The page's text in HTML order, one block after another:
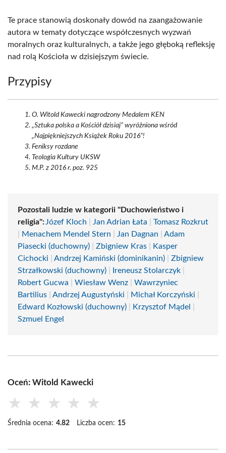
Te prace stanowią doskonały dowód na zaangażowanie
autora w tematy dotyczące współczesnych wyzwań
moralnych oraz kulturalnych, a także jego głęboką refleksję
nad rolą Kościoła w dzisiejszym świecie.
Przypisy
O. Witold Kawecki nagrodzony Medalem KEN
„Sztuka polska a Kościół dzisiaj” wyróżniona wśród
„Najpiękniejszych Książek Roku 2016”!
Feniksy rozdane
Teologia Kultury UKSW
M.P. z 2016 r. poz. 925
Pozostali ludzie w kategorii "Duchowieństwo i
religia": Józef Kloch Jan Adrian Łata
Tomasz Rozkrut
Menachem Mendel Stern Jan Dagnan
Adam
Piasecki (duchowny)
Zbigniew Kras
Kasper
Cichocki
Andrzej Kamiński (dominikanin)
Zbigniew
Strzałkowski (duchowny)
Ireneusz Stolarczyk
Robert Gucwa
Wiesław Wenz
Wawrzyniec
Bartilius
Andrzej Augustyński Michał Korczyński
Edward Kozłowski (duchowny)
Krzysztof Mądel
Szmuel Engel
Oceń: Witold Kawecki
★ ★ ★ ★ ★
Średnia ocena: 4.82 Liczba ocen: 15